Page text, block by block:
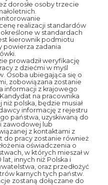
dorosłe osoby trzecie
realizacji standardów
w standardach
kierownik podmiotu
powierza zadania
prowadził weryfikację
z dziećmi w myśl
Osoba ubiegająca się o
zobowiązana zostanie
informacji z krajowego
na pracownika
polska, będzie musiał
informację z rejestru
państwa, uzyskiwaną do
zawodowej lub
z kontaktami z
do pracy zostanie również
oświadczenia o
w których mieszał w
innych niż Polska i
oraz przedłożyć
karnych tych państw.
zostaną dołączane do